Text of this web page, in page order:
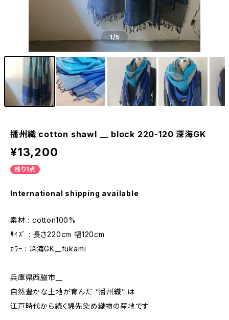
1/5
播州織 cotton shawl __ block 220-120 深海GK
¥13,200
残り1点
International shipping available
素材 : cotton100%
ｻｲｽﾞ : 長さ220cm 幅120cm
ｶﾗｰ : 深海GK__fukami
兵庫県西脇市__
自然豊かな土地が育んだ “播州織” は
江戸時代から続く綿先染め織物の産地です